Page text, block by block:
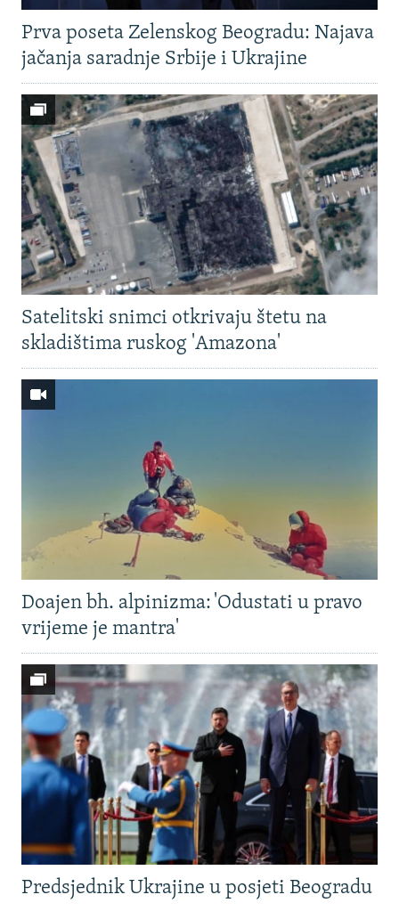
Prva poseta Zelenskog Beogradu: Najava
jačanja saradnje Srbije i Ukrajine
Satelitski snimci otkrivaju štetu na
skladištima ruskog 'Amazona'
Doajen bh. alpinizma: 'Odustati u pravo
vrijeme je mantra'
Predsjednik Ukrajine u posjeti Beogradu